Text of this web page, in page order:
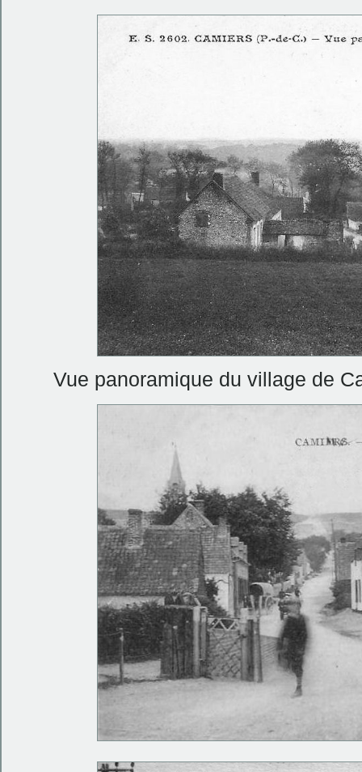
Vue panoramique du village de